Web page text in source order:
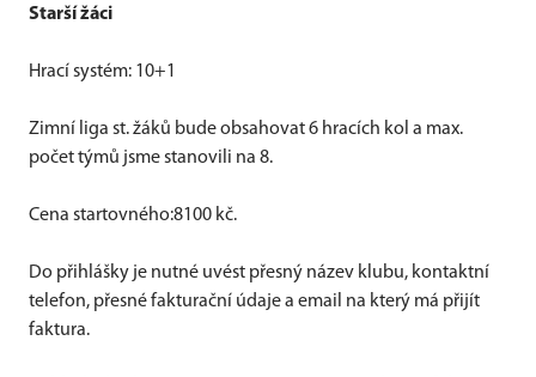
Starší žáci
Hrací systém: 10+1
Zimní liga st. žáků bude obsahovat 6 hracích kol a max.
počet týmů jsme stanovili na 8.
Cena startovného:8100 kč.
Do přihlášky je nutné uvést přesný název klubu, kontaktní
telefon, přesné fakturační údaje a email na který má přijít
faktura.